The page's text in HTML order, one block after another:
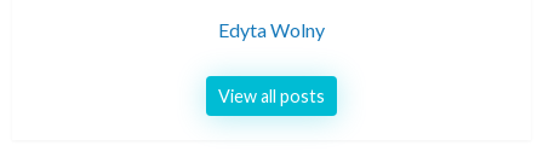
Edyta Wolny
View all posts